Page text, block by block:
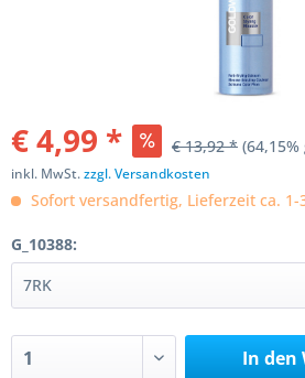
€ 4,99 * € 13,92 *
inkl. MwSt.zzgl. Versandkosten
Sofort versandfertig, Lieferzeit ca. 1-
G_10388:
In den